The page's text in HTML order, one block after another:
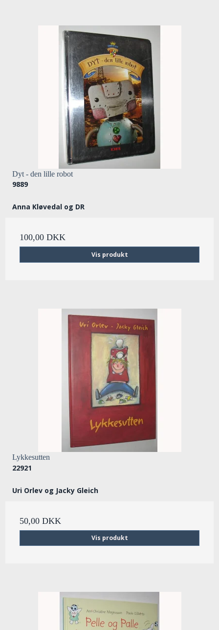
Dyt - den lille robot
9889
Anna Kløvedal og DR
100,00 DKK
Vis produkt
Lykkesutten
22921
Uri Orlev og Jacky Gleich
50,00 DKK
Vis produkt